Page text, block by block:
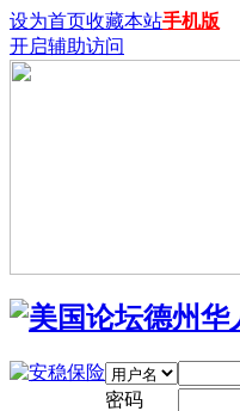
设为首页收藏本站手机版
开启辅助访问
密码